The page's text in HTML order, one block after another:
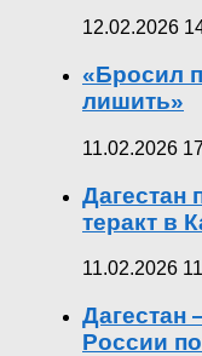
12.02.2026
«Бросил
лишить»
11.02.2026
Дагестан
теракт в
11.02.2026
Дагестан
России